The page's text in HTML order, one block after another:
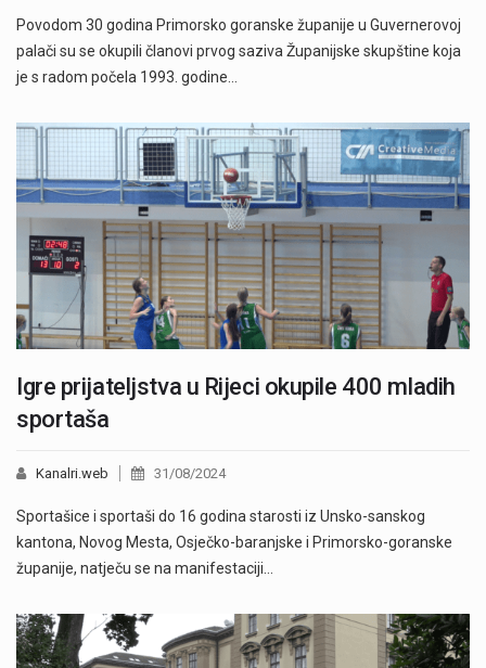
Povodom 30 godina Primorsko goranske županije u Guvernerovoj
palači su se okupili članovi prvog saziva Županijske skupštine koja
je s radom počela 1993. godine…
Igre prijateljstva u Rijeci okupile 400 mladih
sportaša
Kanalri.web 31/08/2024
Sportašice i sportaši do 16 godina starosti iz Unsko-sanskog
kantona, Novog Mesta, Osječko-baranjske i Primorsko-goranske
županije, natječu se na manifestaciji…